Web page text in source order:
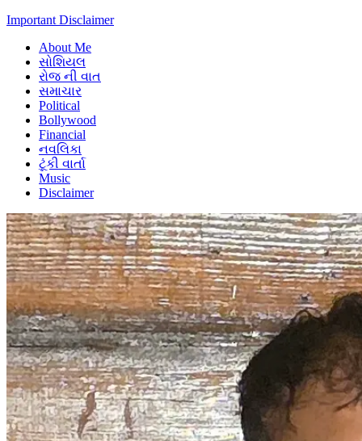
Important Disclaimer
About Me
સોશિયલ
રોજ ની વાત
સમાચાર
Political
Bollywood
Financial
નવલિકા
ટૂંકી વાર્તા
Music
Disclaimer